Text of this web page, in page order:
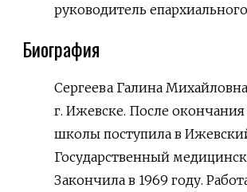
руководитель
Биография
Сергеева Галина
г. Ижевске. После
школы поступила в
Государственный
Закончила в 1969 году.